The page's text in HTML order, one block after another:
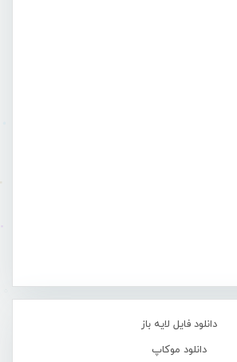
دانلود فایل لایه باز
دانلود موکاپ